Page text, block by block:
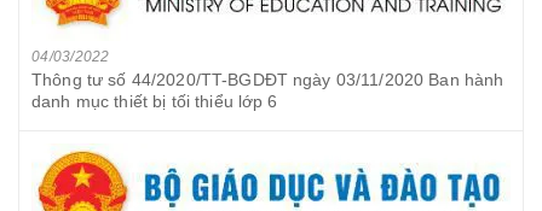
04/03/2022
Thông tư số 44/2020/TT-BGDĐT ngày 03/11/2020 Ban hành
danh mục thiết bị tối thiểu lớp 6